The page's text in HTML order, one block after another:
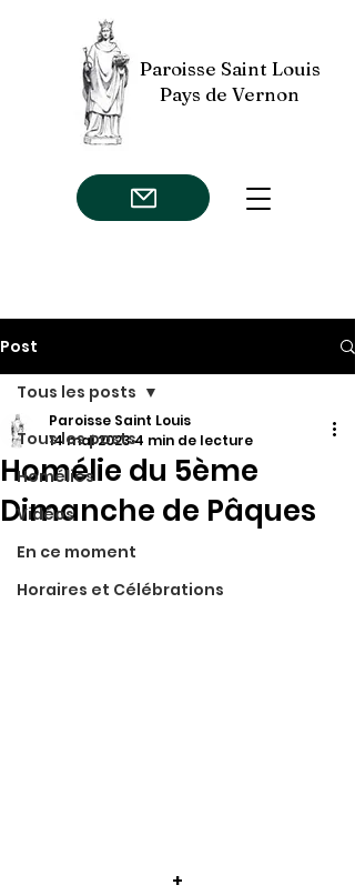
Paroisse Saint Louis
Pays de Vernon
Post
Tous les posts
Homélies
Vidéos
En ce moment
Horaires et Célébrations
Tous les posts
Homélie du 5ème
Dimanche de Pâques
Paroisse Saint Louis
14 mai 20234 min de lecture
+